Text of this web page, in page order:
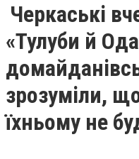
Черкаські
«Тулуби й
зрозуміли,
їхньому не